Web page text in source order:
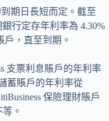
期日長短而定。截至
行定存年利率為 4.30%
戶，直至到期。
支票利息賬戶的年利率
蓄賬戶的年利率從
保險理財賬戶
。